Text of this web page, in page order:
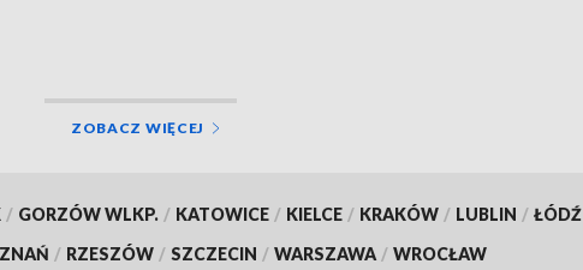
ZOBACZ WIĘCEJ
/ GORZÓW WLKP. / KATOWICE / KIELCE / KRAKÓW / LUBLIN / ŁÓDŹ
/ RZESZÓW / SZCZECIN / WARSZAWA / WROCŁAW